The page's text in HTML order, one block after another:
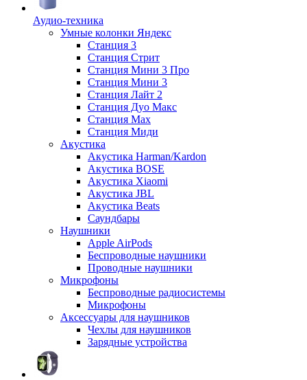
Аудио-техника
Умные колонки Яндекс
Станция 3
Станция Стрит
Станция Мини 3 Про
Станция Мини 3
Станция Лайт 2
Станция Дуо Макс
Станция Max
Станция Миди
Акустика
Акустика Harman/Kardon
Акустика BOSE
Акустика Xiaomi
Акустика JBL
Акустика Beats
Саундбары
Наушники
Apple AirPods
Беспроводные наушники
Проводные наушники
Микрофоны
Беспроводные радиосистемы
Микрофоны
Аксессуары для наушников
Чехлы для наушников
Зарядные устройства